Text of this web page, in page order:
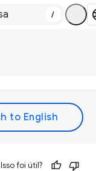
/
Isso foi útil?